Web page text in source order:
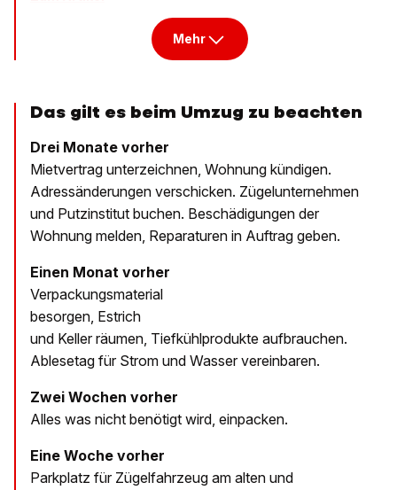
Mehr
Das gilt es beim Umzug zu beachten
Drei Monate vorher
Mietvertrag unterzeichnen, Wohnung kündigen.
Adressänderungen ­verschicken. Zügelunternehmen
und Putzinstitut buchen. Beschädigungen der
Wohnung melden, Reparaturen in Auftrag geben.
Einen Monat vorher
Verpackungsmaterial
besorgen, Estrich
und Keller räumen, Tiefkühlprodukte aufbrauchen.
Ablesetag für Strom und Wasser ­vereinbaren.
Zwei Wochen vorher
Alles was nicht benötigt wird, einpacken.
Eine Woche vorher
Parkplatz für Zügelfahrzeug am alten und